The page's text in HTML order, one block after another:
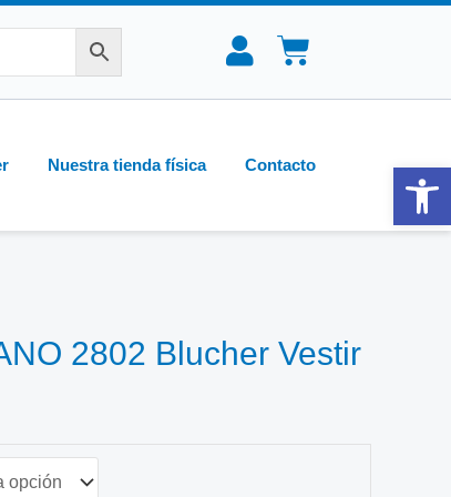
Nuestra tienda física Contacto
2802 Blucher Vestir
Abrir